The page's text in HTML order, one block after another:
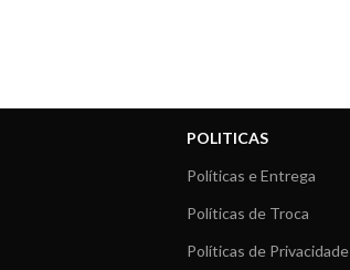
POLITICAS
Políticas e Entrega
Políticas de Troca
Políticas de Privacidade